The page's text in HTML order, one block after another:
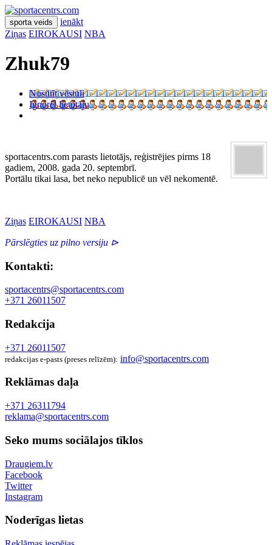
sporta veids
ienākt
Ziņas EIROKAUSI NBA
Zhuk79
Nosūtīt vēstuli
Ignorēt lietotāju
sportacentrs.com parasts lietotājs, reģistrējies pirms 18
gadiem, 2008. gada 20. septembrī.
Portālu tikai lasa, bet neko nepublicē un vēl nekomentē.
Ziņas EIROKAUSI NBA
Pārslēgties uz pilno versiju ⊳
Kontakti:
sportacentrs@sportacentrs.com
+371 26011507
Redakcija
+371 26011507
redakcijas e-pasts (preses relīzēm): info@sportacentrs.com
Reklāmas daļa
+371 26311794
reklama@sportacentrs.com
Seko mums sociālajos tīklos
Draugiem.lv
Facebook
Twitter
Instagram
Noderīgas lietas